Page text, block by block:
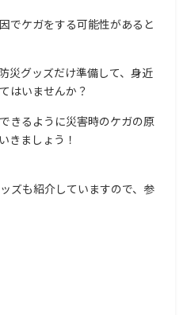
でケガをする可能性があると
災グッズだけ準備して、身近
はいませんか？
きるように災害時のケガの原
きましょう！
ズも紹介していますので、参